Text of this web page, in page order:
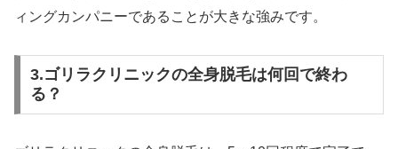
ィングカンパニーであることが大きな強みです。
3.ゴリラクリニックの全身脱毛は何回で終わ
る？